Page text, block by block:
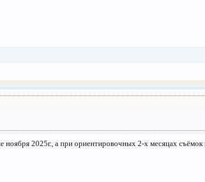
2025г., а при ориентировочных 2-х месяцах съёмок